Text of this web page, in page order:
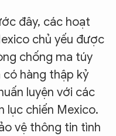
đây, các hoạt
chủ yếu được
chống ma túy
có hàng thập kỷ
luyện với các
lục chiến Mexico.
vệ thông tin tình